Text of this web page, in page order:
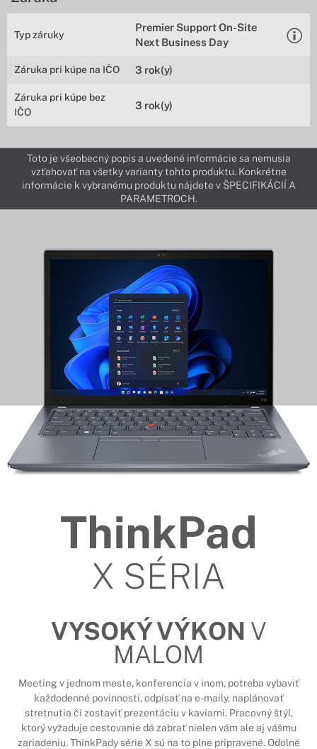
Typ záruky
Premier Support On-Site
Next Business Day
Záruka pri kúpe na IČO 3 rok(y)
Záruka pri kúpe bez
IČO
3 rok(y)
Toto je všeobecný popis a uvedené informácie sa nemusia
vzťahovať na všetky varianty tohto produktu. Konkrétne
informácie k vybranému produktu nájdete v ŠPECIFIKÁCIÍ A
PARAMETROCH.
ThinkPad
X SÉRIA
VYSOKÝ VÝKON V
MALOM
Meeting v jednom meste, konferencia v inom, potreba vybaviť
každodenné povinnosti, odpísať na e-maily, naplánovať
stretnutia či zostaviť prezentáciu v kaviarni. Pracovný štýl,
ktorý vyžaduje cestovanie dá zabrať nielen vám ale aj vášmu
zariadeniu. ThinkPady série X sú na to plne pripravené. Odolné